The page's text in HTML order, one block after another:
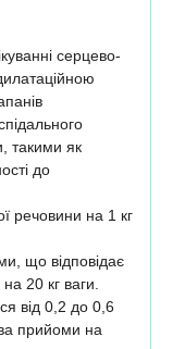
серцево-
такими як
до
речовини на 1 кг
що відповідає
20 кг ваги.
від 0,2 до 0,6
прийоми на